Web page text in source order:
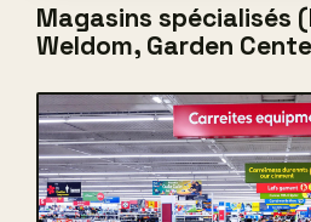
Magasins spécialisés
Weldom, Garden